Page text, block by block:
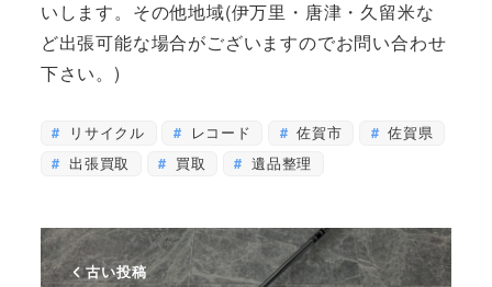
いします。その他地域(伊万里・唐津・久留米な
ど出張可能な場合がございますのでお問い合わせ
下さい。)
リサイクル レコード 佐賀市
佐賀県
出張買取
買取 遺品整理
古い投稿